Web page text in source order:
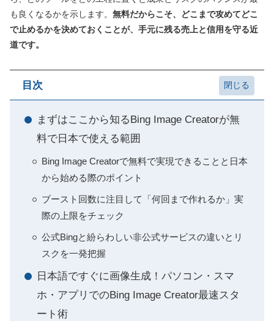
も良くなるかを示します。 無料だからこそ、どこまで攻めてどこ
で止めるかを決めておくことが、手元に残る売上と信用を守る近
道です。
目次
まずはここから知るBing Image Creatorが無
料で日本で使える範囲
Bing Image Creatorで無料で実現できることと日本
から始める際のポイント
ブースト回数に注目して「何回まで作れるか」実
際の上限をチェック
公式Bingと紛らわしい非公式サービスの違いとリ
スクを一発把握
日本語ですぐに画像生成！パソコン・スマ
ホ・アプリでのBing Image Creator最速スタ
ート術